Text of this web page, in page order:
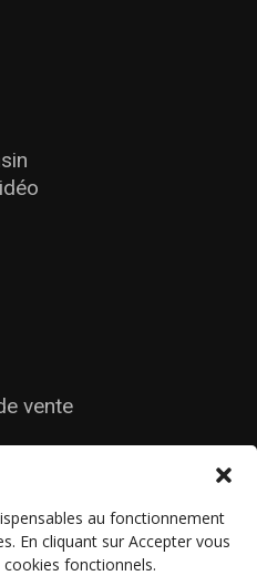
au fonctionnement
En cliquant sur Accepter vous
cookies fonctionnels.
vente